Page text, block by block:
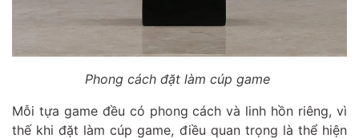
Phong cách đặt làm cúp game
Mỗi tựa game đều có phong cách và linh hồn riêng, vì
thế khi đặt làm cúp game, điều quan trọng là thể hiện